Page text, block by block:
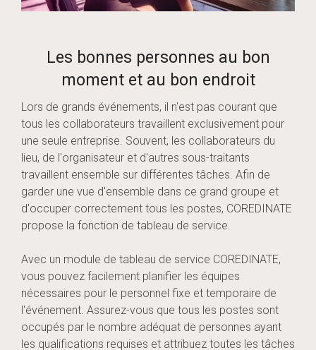
Les bonnes personnes au bon
moment et au bon endroit
Lors de grands événements, il n'est pas courant que
tous les collaborateurs travaillent exclusivement pour
une seule entreprise. Souvent, les collaborateurs du
lieu, de l'organisateur et d'autres sous-traitants
travaillent ensemble sur différentes tâches. Afin de
garder une vue d'ensemble dans ce grand groupe et
d'occuper correctement tous les postes, COREDINATE
propose la fonction de tableau de service.
Avec un module de tableau de service COREDINATE,
vous pouvez facilement planifier les équipes
nécessaires pour le personnel fixe et temporaire de
l'événement. Assurez-vous que tous les postes sont
occupés par le nombre adéquat de personnes ayant
les qualifications requises et attribuez toutes les tâches